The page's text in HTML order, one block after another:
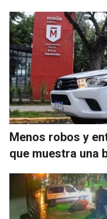
Menos robos y
que muestra una